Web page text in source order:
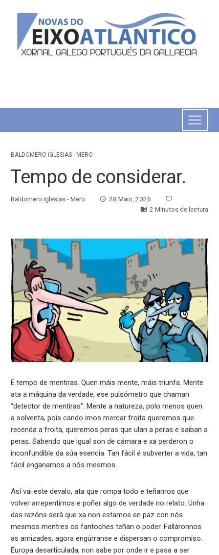
BALDOMERO IGLESIAS - MERO
Tempo de considerar.
Baldomero Iglesias - Mero
28 Maio, 2026
2 Minutos de lectura
É tempo de mentiras. Quen máis mente, máis triunfa. Mente
ata a máquina da verdade, ese pulsómetro que chaman
“detector de mentiras”. Mente a natureza, polo menos quen
a solventa, pois cando imos mercar froita queremos que
recenda a froita, queremos peras que ulan a peras e saiban a
peras. Sabendo que igual son de cámara e xa perderon o
inconfundible da súa esencia. Tan fácil é subverter a vida, tan
fácil enganarnos a nós mesmos.
Así vai este devalo, ata que rompa todo e teñamos que
volver arrepentirnos e poñer algo de verdade no relato. Unha
das razóns será que xa non estamos en paz con nós
mesmos mentres os fantoches teñan o poder. Falláronnos
as amizades, agora engúrranse e dispersan o compromiso.
Europa desarticulada, non sabe por onde ir e pasa a ser